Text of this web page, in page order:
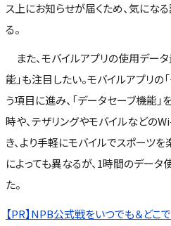
ス上にお知らせが届くため、気にな
る。
また、モバイルアプリの使用デー
能」も注目したい。モバイルアプリの「
う項目に進み、「データセーブ機能
時や、テザリングやモバイルなどの
き、より手軽にモバイルでスポーツ
によっても異なるが、1時間のデー
た。
【PR】NPB公式戦をいつでも＆どこ